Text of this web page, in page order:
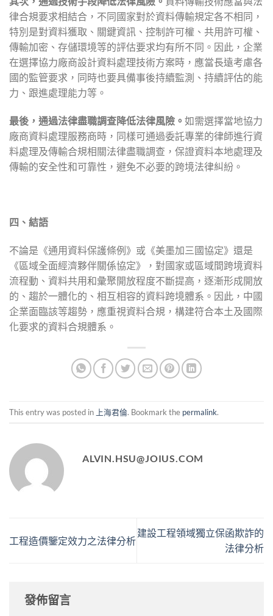
律合規要求相結合，不同國家對於資料傳輸規定各不相同，
特別是對資料獲取、關鍵資訊、控制許可權、共用許可權、
傳輸加密、存儲環境等的評估要求均有所不同。因此，企業
在選擇協力廠商設計資料處理技術方案時，應當長遠考慮各
國的監管要求，同時也要具備事後持續監測、持續評估的能
力、跟進處理能力等。
最後，通過法律盡職調查降低法律風險。 如需選擇當地協力
廠商資料處理服務商時，同樣可通過委託專業的律師進行資
料處理及傳輸合規相關法律盡職調查，保證資料本地處理及
傳輸的安全性和可靠性，避免不必要的跨境法律糾紛。
四、 結語
不論是《通用資料保護條例》或《美墨加三國協定》還是
《區域全面經濟夥伴關係協定》，對國家或區域間跨境資料
流程動、資料共用和彙聚開放程度不斷提高，逐漸形成開放
的、趨於一體化的、相互相容的資料跨境體系。因此，中國
企業面臨該等趨勢，應重視資料合規，構建符合本土及國際
化要求的資料合規體系。
This entry was posted in 上海君倫. Bookmark the permalink.
ALVIN.HSU@JOIUS.COM
工程造價鑒定效力之法律分析
建設工程領域獨立保函欺詐的
法律分析
發佈留言